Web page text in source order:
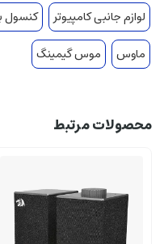
لوازم جانبی کامپیوتر
کنسول
ماوس
موس گیمینگ
محصولات مرتبط